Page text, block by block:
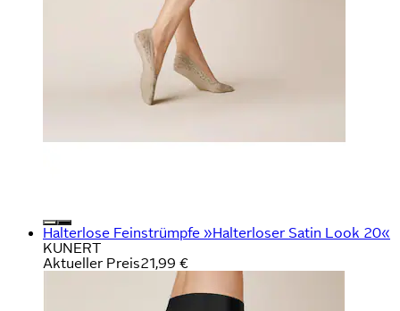
Halterlose Feinstrümpfe »Halterloser Satin Look 20«
KUNERT
Aktueller Preis21,99 €